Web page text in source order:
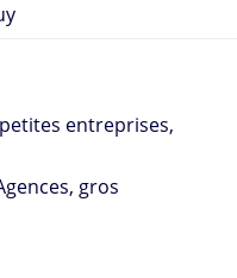
entreprises,
gros